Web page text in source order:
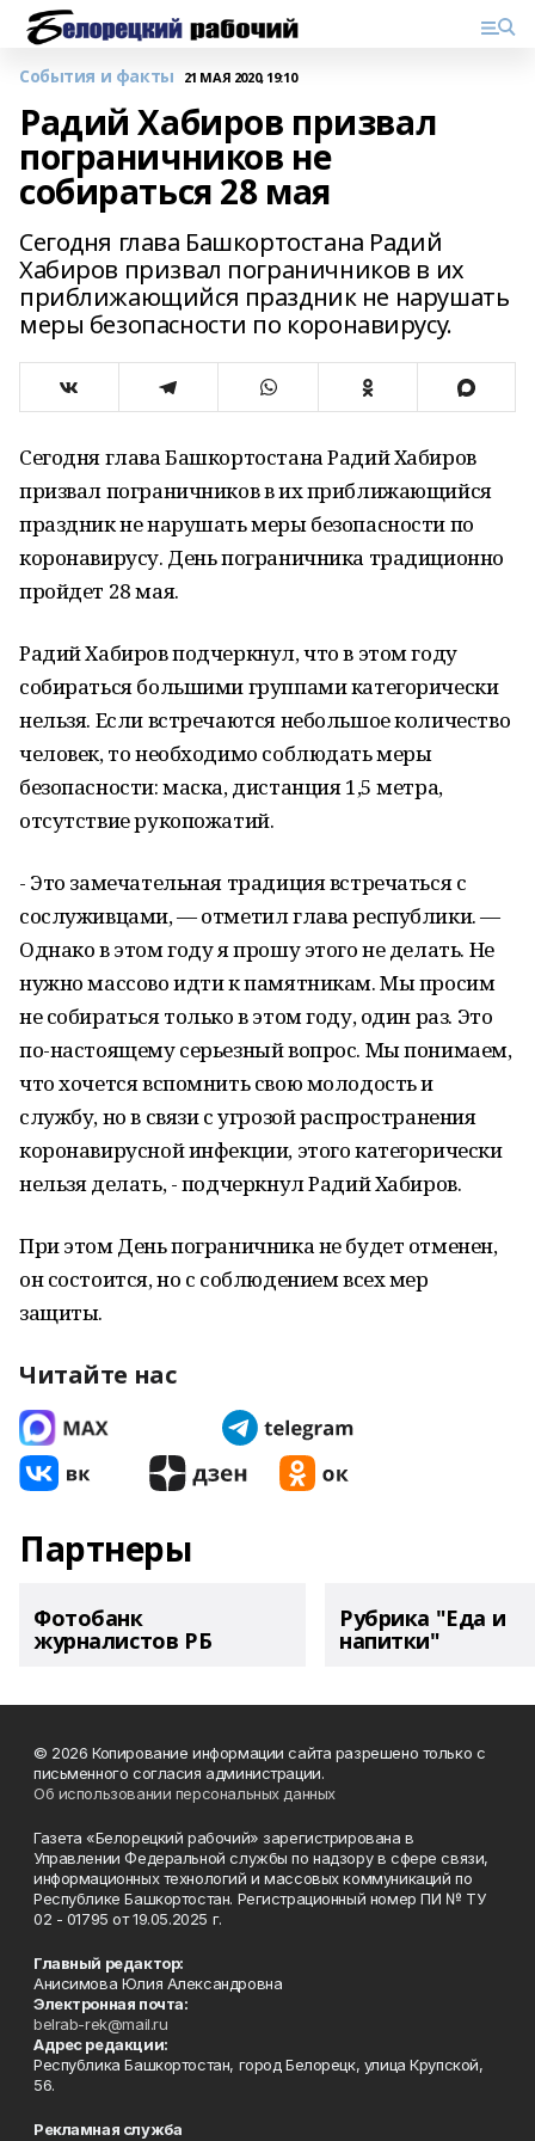
События и факты 21 МАЯ 2020, 19:10
Радий Хабиров призвал
пограничников не
собираться 28 мая
Сегодня глава Башкортостана Радий
Хабиров призвал пограничников в их
приближающийся праздник не нарушать
меры безопасности по коронавирусу.
Сегодня глава Башкортостана Радий Хабиров
призвал пограничников в их приближающийся
праздник не нарушать меры безопасности по
коронавирусу. День пограничника традиционно
пройдет 28 мая.
Радий Хабиров подчеркнул, что в этом году
собираться большими группами категорически
нельзя. Если встречаются небольшое количество
человек, то необходимо соблюдать меры
безопасности: маска, дистанция 1,5 метра,
отсутствие рукопожатий.
- Это замечательная традиция встречаться с
сослуживцами, — отметил глава республики. —
Однако в этом году я прошу этого не делать. Не
нужно массово идти к памятникам. Мы просим
не собираться только в этом году, один раз. Это
по-настоящему серьезный вопрос. Мы понимаем,
что хочется вспомнить свою молодость и
службу, но в связи с угрозой распространения
коронавирусной инфекции, этого категорически
нельзя делать, - подчеркнул Радий Хабиров.
При этом День пограничника не будет отменен,
он состоится, но с соблюдением всех мер
защиты.
Читайте нас
Партнеры
Фотобанк
журналистов РБ
Рубрика "Еда и
напитки"
© 2026 Копирование информации сайта разрешено только с
письменного согласия администрации.
Об использовании персональных данных
Газета «Белорецкий рабочий» зарегистрирована в
Управлении Федеральной службы по надзору в сфере связи,
информационных технологий и массовых коммуникаций по
Республике Башкортостан. Регистрационный номер ПИ № ТУ
02 - 01795 от 19.05.2025 г.
Главный редактор:
Анисимова Юлия Александровна
Электронная почта:
belrab-rek@mail.ru
Адрес редакции:
Республика Башкортостан, город Белорецк, улица Крупской,
56.
Рекламная служба